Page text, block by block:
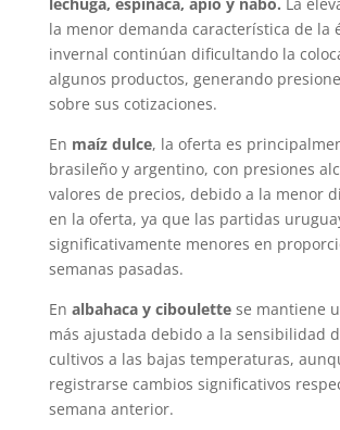
la menor demanda característica de la
invernal continúan dificultando la
algunos productos, generando
sobre sus cotizaciones.
En maíz dulce, la oferta es
brasileño y argentino, con presiones
valores de precios, debido a la menor
en la oferta, ya que las partidas
significativamente menores en
semanas pasadas.
En albahaca y ciboulettese mantiene
más ajustada debido a la sensibilidad
cultivos a las bajas temperaturas,
registrarse cambios significativos
semana anterior.